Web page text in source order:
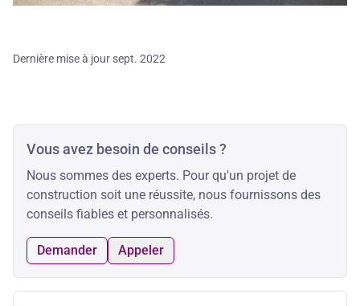
Dernière mise à jour sept. 2022
Vous avez besoin de conseils ?
Nous sommes des experts. Pour qu'un projet de
construction soit une réussite, nous fournissons des
conseils fiables et personnalisés.
Demander Appeler